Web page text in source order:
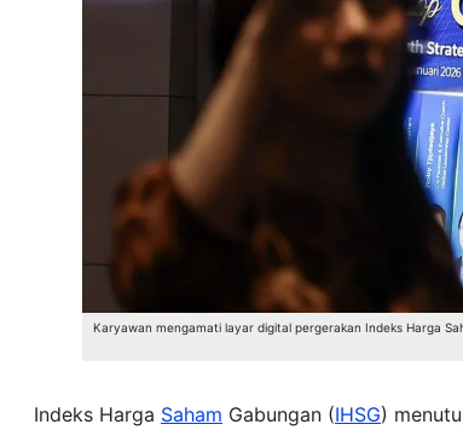
Karyawan mengamati layar digital pergerakan Indeks Harga
Indeks Harga Saham Gabungan (IHSG)